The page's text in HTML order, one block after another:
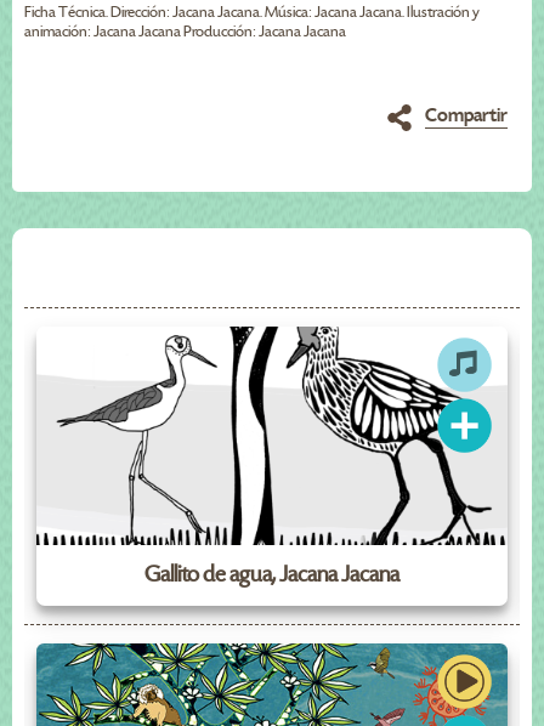
Ficha Técnica. Dirección: Jacana Jacana. Música: Jacana Jacana. Ilustración y
animación: Jacana Jacana Producción: Jacana Jacana
Compartir
Gallito de agua, Jacana Jacana